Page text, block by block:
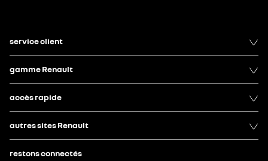
service client
gamme Renault
accès rapide
autres sites Renault
restons connectés